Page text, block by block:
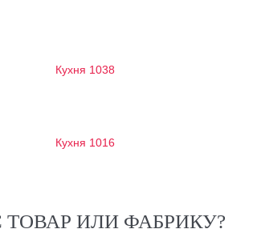
Кухня 1038
Кухня 1016
ИЛИ ФАБРИКУ?